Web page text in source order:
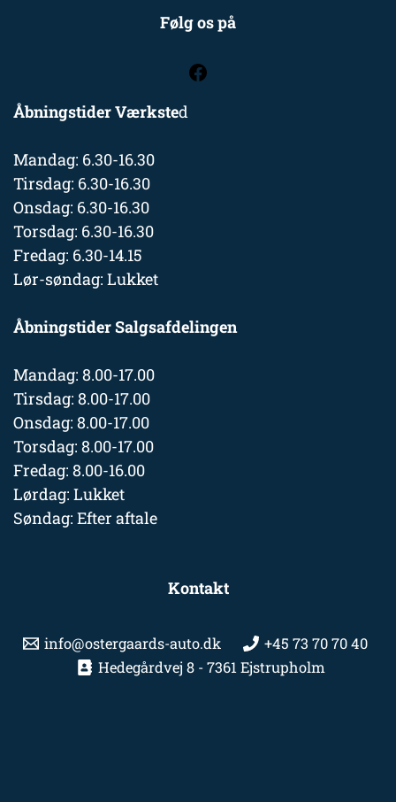
Følg os på
Åbningstider Værksted
Mandag: 6.30-16.30
Tirsdag: 6.30-16.30
Onsdag: 6.30-16.30
Torsdag: 6.30-16.30
Fredag: 6.30-14.15
Lør-søndag: Lukket
Åbningstider Salgsafdelingen
Mandag: 8.00-17.00
Tirsdag: 8.00-17.00
Onsdag: 8.00-17.00
Torsdag: 8.00-17.00
Fredag: 8.00-16.00
Lørdag: Lukket
Søndag: Efter aftale
Kontakt
info@ostergaards-auto.dk
+45 73 70 70 40
Hedegårdvej 8 - 7361 Ejstrupholm